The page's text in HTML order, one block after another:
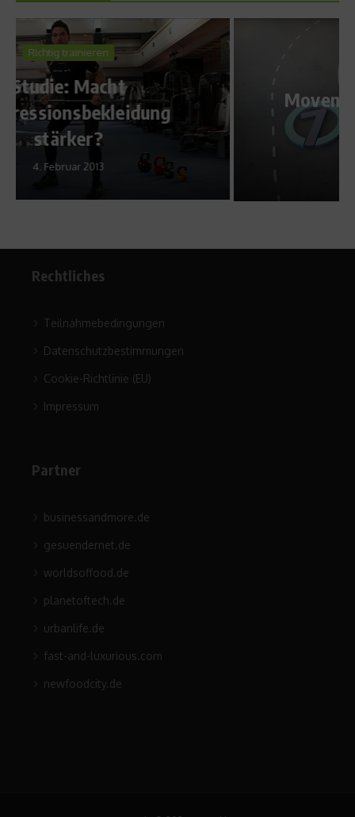
Movember in der Handball-
Bundesliga
2. November 2017
Rechtliches
Teilnahmebedingungen
Datenschutzbestimmungen
Cookie-Richtlinie (EU)
Impressum
Partner
businessandmore.de
gesuendernet.de
worldsoffood.de
planetoftech.de
urbanlife.de
fast-and-luxurious.com
newfoodcity.de